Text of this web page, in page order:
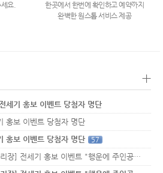
요.
한곳에서 한번에 확인하고 예약까지
완벽한 원스톱 서비스 제공
+
세기 홍보 이벤트 당첨자 명단
홍보 이벤트 당첨자 명단
홍보 이벤트 당첨자 명단
57
장] 전세기 홍보 이벤트 "행운에 주인공…